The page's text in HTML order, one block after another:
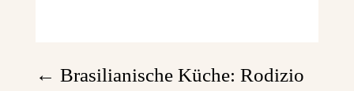
← Brasilianische Küche: Rodizio